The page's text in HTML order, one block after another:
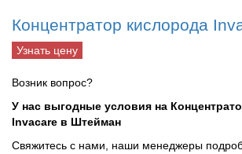
Концентратор кислорода
Узнать цену
Возник вопрос?
У нас выгодные условия на
Invacare в Штейман
Свяжитесь с нами, наши менеджеры